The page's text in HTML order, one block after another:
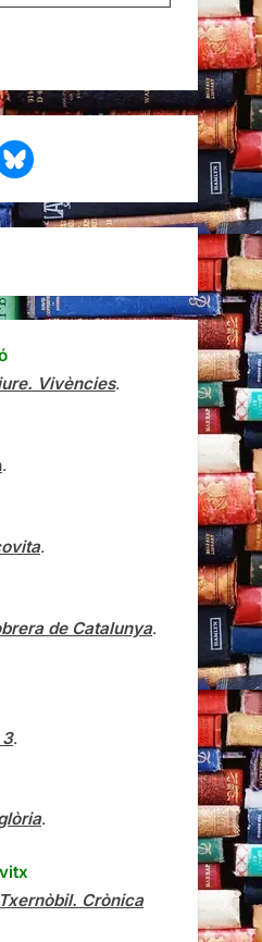
Vivències.
.
.
de Catalunya.
3.
.
Crònica